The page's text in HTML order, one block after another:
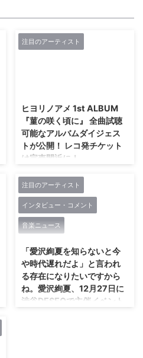
注目のアーティスト
ヒヨリノアメ 1st ALBUM
『菫の咲く頃に』 全曲試聴
可能なアルバムダイジェス
トが公開！ レコ発チケット
は完売間近に！
咲く頃に』 全曲試聴可能なアル
バムダイジェストが公開！ 2018
年2月16日(金) リリース ヒヨリノ
アメ 1st ALBUM 『菫の咲く頃
に』 7曲入り ¥1,500+税 ■収録曲
M3.東京 M4.八月の通り雨 M5.ミ
ュージシャン M6.季節が揺れて
M7.手紙
https://youtu.be/je969pQ0_xo
注目のアーティスト
インタビュー・コメント
音楽ニュース
「愛沢絢夏を知らないと今
や時代遅れだよ」と言われ
る存在になりたいですから
ね。愛沢絢夏、12月27日に
渋谷DESEOで主催イベント